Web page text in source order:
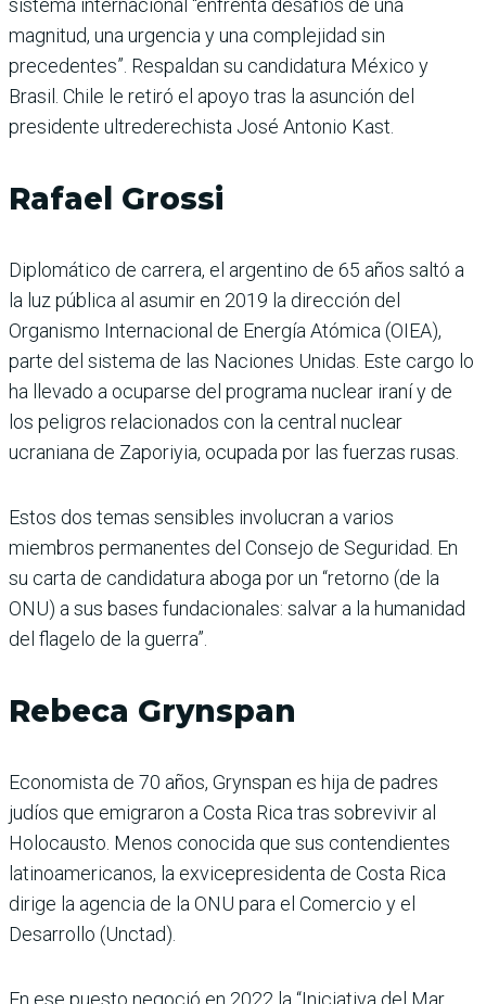
magnitud, una urgencia y una complejidad sin
precedentes”. Respaldan su candidatura México y
Brasil. Chile le retiró el apoyo tras la asunción del
presidente ultrederechista José Antonio Kast.
Rafael Grossi
Diplomático de carrera, el argentino de 65 años saltó a
la luz pública al asumir en 2019 la dirección del
Organismo Internacional de Energía Atómica (OIEA),
parte del sistema de las Naciones Unidas. Este cargo lo
ha llevado a ocuparse del programa nuclear iraní y de
los peligros relacionados con la central nuclear
ucraniana de Zaporiyia, ocupada por las fuerzas rusas.
Estos dos temas sensibles involucran a varios
miembros permanentes del Consejo de Seguridad. En
su carta de candidatura aboga por un “retorno (de la
ONU) a sus bases fundacionales: salvar a la humanidad
del flagelo de la guerra”.
Rebeca Grynspan
Economista de 70 años, Grynspan es hija de padres
judíos que emigraron a Costa Rica tras sobrevivir al
Holocausto. Menos conocida que sus contendientes
latinoamericanos, la exvicepresidenta de Costa Rica
dirige la agencia de la ONU para el Comercio y el
Desarrollo (Unctad).
En ese puesto negoció en 2022 la “Iniciativa del Mar